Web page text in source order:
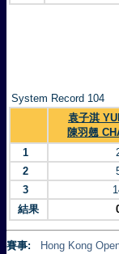
System Record 104
袁子淇
陳羽翹
1
2
3
結果
賽事:
Hong Kong